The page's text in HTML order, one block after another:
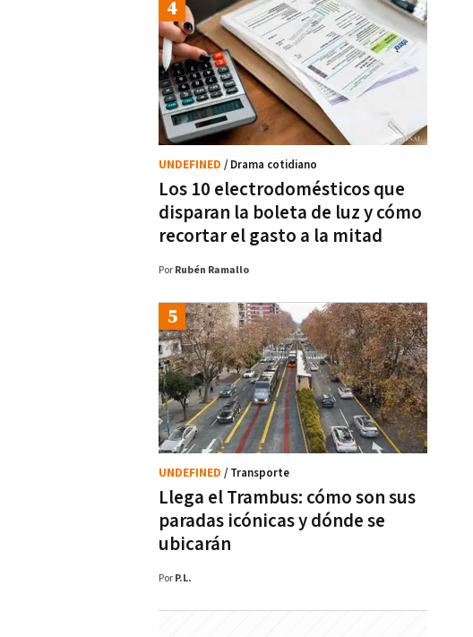
Los 10 electrodomésticos que
disparan la boleta de luz y cómo
recortar el gasto a la mitad
UNDEFINED / Drama cotidiano
Por Rubén Ramallo
Llega el Trambus: cómo son sus
paradas icónicas y dónde se
ubicarán
UNDEFINED / Transporte
Por P.L.